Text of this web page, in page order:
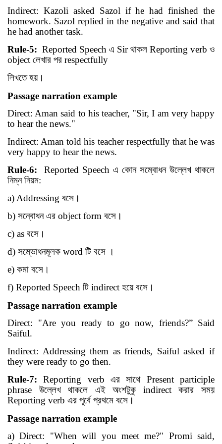
Indirect: Kazoli asked Sazol if he had finished the
homework. Sazol replied in the negative and said that
he had another task.
Rule-5: Reported Speech এ Sir থাকল Reporting verb ও
object লেখার পর respectfully
লিখতে হয়।
Passage narration example
Direct: Aman said to his teacher, "Sir, I am very happy
to hear the news."
Indirect: Aman told his teacher respectfully that he was
very happy to hear the news.
Rule-6: Reported Speech এ কোন সম্বোধন উল্লেখ থাকলে
নিম্ন নিয়ম:
a) Addressing বসে ।
b) সন্বোধন এর object form বসে ।
c) as বসে ।
d) সম্ভোধনমূলক word টি বসে ।
e) কমা বসে ।
f) Reported Speech টি indirect হয়ে বসে ।
Passage narration example
Direct: "Are you ready to go now, friends?” Said
Saiful.
Indirect: Addressing them as friends, Saiful asked if
they were ready to go then.
Rule-7: Reporting verb এর সাথে Present participle
phrase
উল্লেখ থাকলে এই অংশটুকু indirect
করার সময়
Reporting verb এর পূর্বে প্রথমে বসে ।
Passage narration example
a) Direct: "When will you meet me?" Promi said,